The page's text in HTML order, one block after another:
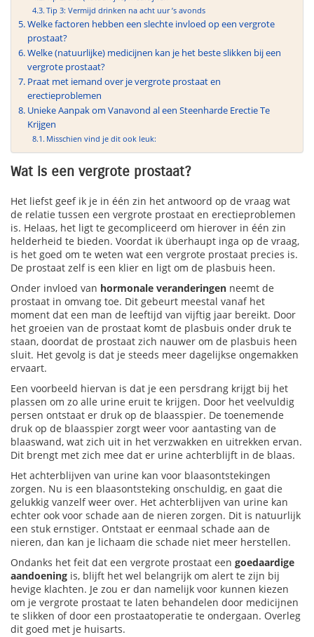
Tip 3: Vermijd drinken na acht uur ’s avonds
Welke factoren hebben een slechte invloed op een vergrote
prostaat?
Welke (natuurlijke) medicijnen kan je het beste slikken bij een
vergrote prostaat?
Praat met iemand over je vergrote prostaat en
erectieproblemen
Unieke Aanpak om Vanavond al een Steenharde Erectie Te
Krijgen
Misschien vind je dit ook leuk:
Wat is een vergrote prostaat?
Het liefst geef ik je in één zin het antwoord op de vraag wat
de relatie tussen een vergrote prostaat en erectieproblemen
is. Helaas, het ligt te gecompliceerd om hierover in één zin
helderheid te bieden. Voordat ik überhaupt inga op de vraag,
is het goed om te weten wat een vergrote prostaat precies is.
De prostaat zelf is een klier en ligt om de plasbuis heen.
Onder invloed van hormonale veranderingen neemt de
prostaat in omvang toe. Dit gebeurt meestal vanaf het
moment dat een man de leeftijd van vijftig jaar bereikt. Door
het groeien van de prostaat komt de plasbuis onder druk te
staan, doordat de prostaat zich nauwer om de plasbuis heen
sluit. Het gevolg is dat je steeds meer dagelijkse ongemakken
ervaart.
Een voorbeeld hiervan is dat je een persdrang krijgt bij het
plassen om zo alle urine eruit te krijgen. Door het veelvuldig
persen ontstaat er druk op de blaasspier. De toenemende
druk op de blaasspier zorgt weer voor aantasting van de
blaaswand, wat zich uit in het verzwakken en uitrekken ervan.
Dit brengt met zich mee dat er urine achterblijft in de blaas.
Het achterblijven van urine kan voor blaasontstekingen
zorgen. Nu is een blaasontsteking onschuldig, en gaat die
gelukkig vanzelf weer over. Het achterblijven van urine kan
echter ook voor schade aan de nieren zorgen. Dit is natuurlijk
een stuk ernstiger. Ontstaat er eenmaal schade aan de
nieren, dan kan je lichaam die schade niet meer herstellen.
Ondanks het feit dat een vergrote prostaat een goedaardige
aandoening is, blijft het wel belangrijk om alert te zijn bij
hevige klachten. Je zou er dan namelijk voor kunnen kiezen
om je vergrote prostaat te laten behandelen door medicijnen
te slikken of door een prostaatoperatie te ondergaan. Overleg
dit goed met je huisarts.